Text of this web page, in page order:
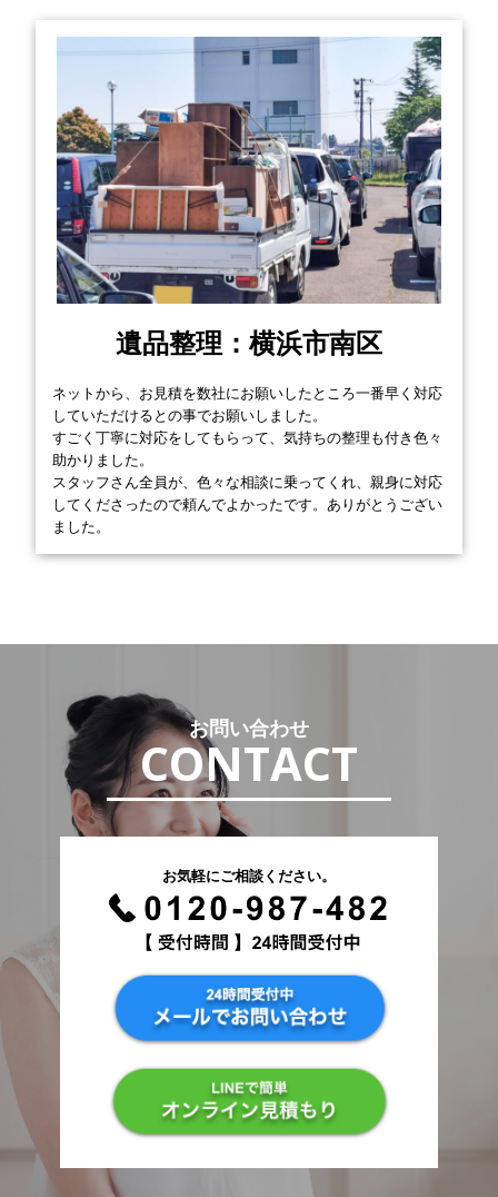
遺品整理：横浜市南区
ネットから、お見積を数社にお願いしたところ一番早く対応
していただけるとの事でお願いしました。
すごく丁寧に対応をしてもらって、気持ちの整理も付き色々
助かりました。
スタッフさん全員が、色々な相談に乗ってくれ、親身に対応
してくださったので頼んでよかったです。ありがとうござい
ました。
お問い合わせ
CONTACT
お気軽にご相談ください。